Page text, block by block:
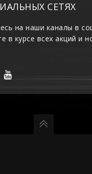
СЕТЯХ
на наши каналы в
в курсе всех акций и